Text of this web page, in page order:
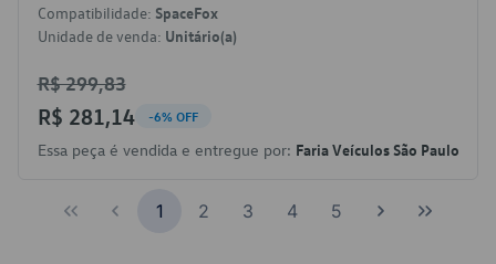
Compatibilidade: SpaceFox
Unidade de venda: Unitário(a)
R$ 299,83
R$ 281,14 -6% OFF
Essa peça é vendida e entregue por: Faria Veículos São Paulo
1 2 3 4 5